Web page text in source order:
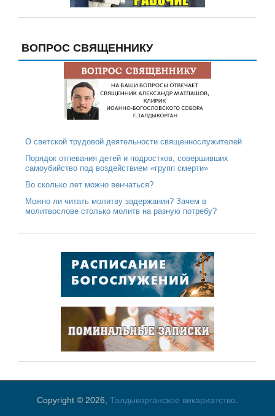
ВОПРОС СВЯЩЕННИКУ
О светской трудовой деятельности священнослужителей
Порядок отпевания детей и подростков, совершивших
самоубийство под воздействием «групп смерти»
Во сколько лет можно венчаться?
Можно ли читать молитву задержания? Зачем в
молитвослове столько молитв на разную потребу?
Copyright © 2026, Талдыкорганское викариатство